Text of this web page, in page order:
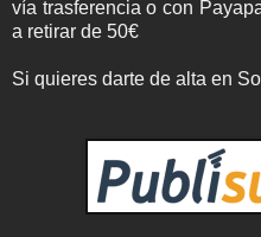
vía trasferencia o con
a retirar de 50€
Si quieres darte de alta en